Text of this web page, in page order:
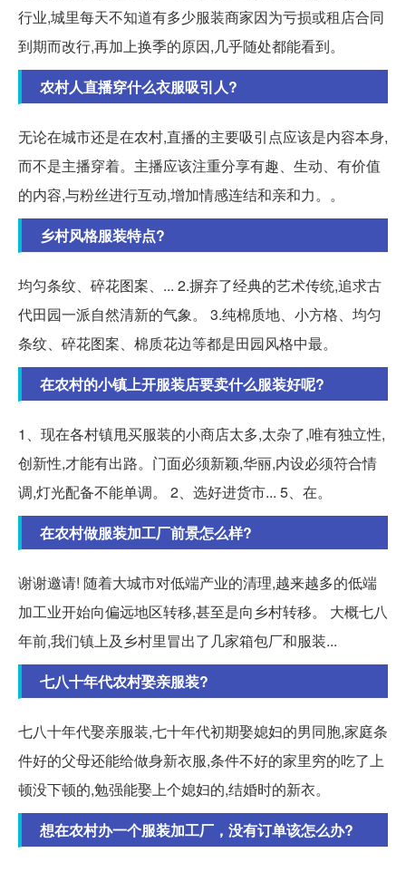
行业,城里每天不知道有多少服装商家因为亏损或租店合同
到期而改行,再加上换季的原因,几乎随处都能看到。
农村人直播穿什么衣服吸引人?
无论在城市还是在农村,直播的主要吸引点应该是内容本身,
而不是主播穿着。主播应该注重分享有趣、生动、有价值
的内容,与粉丝进行互动,增加情感连结和亲和力。。
乡村风格服装特点?
均匀条纹、碎花图案、... 2.摒弃了经典的艺术传统,追求古
代田园一派自然清新的气象。 3.纯棉质地、小方格、均匀
条纹、碎花图案、棉质花边等都是田园风格中最。
在农村的小镇上开服装店要卖什么服装好呢?
1、现在各村镇甩买服装的小商店太多,太杂了,唯有独立性,
创新性,才能有出路。门面必须新颖,华丽,内设必须符合情
调,灯光配备不能单调。 2、选好进货市... 5、在。
在农村做服装加工厂前景怎么样?
谢谢邀请! 随着大城市对低端产业的清理,越来越多的低端
加工业开始向偏远地区转移,甚至是向乡村转移。 大概七八
年前,我们镇上及乡村里冒出了几家箱包厂和服装...
七八十年代农村娶亲服装?
七八十年代娶亲服装,七十年代初期娶媳妇的男同胞,家庭条
件好的父母还能给做身新衣服,条件不好的家里穷的吃了上
顿没下顿的,勉强能娶上个媳妇的,结婚时的新衣。
想在农村办一个服装加工厂，没有订单该怎么办?